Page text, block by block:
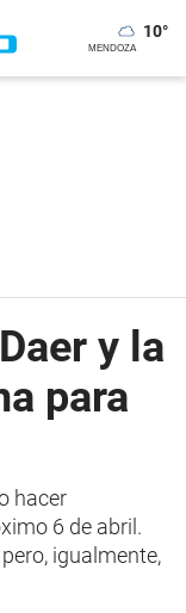
10°
y la
para
hacer
6 de abril.
igualmente,